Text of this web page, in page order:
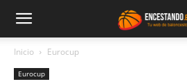
Inicio Eurocup
Eurocup